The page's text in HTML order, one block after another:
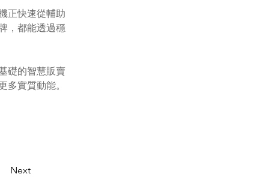
正快速從輔助
，都能透過穩
礎的智慧販賣
實質動能。
Next